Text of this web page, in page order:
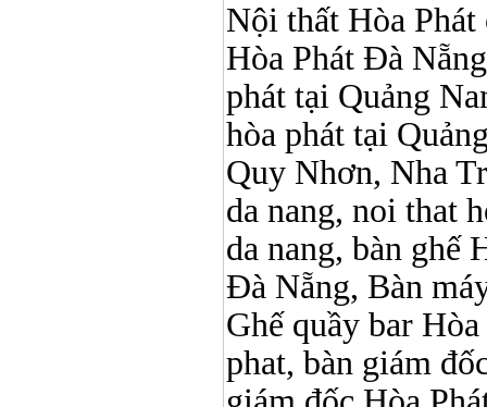
Nội thất Hòa
Hòa Phát Đà
phát tại Quảng
hòa phát tại
Quy Nhơn, Nha
da nang, noi that
da nang, bàn ghế
Đà Nẵng, Bàn
Ghế quầy bar
phat, bàn giám